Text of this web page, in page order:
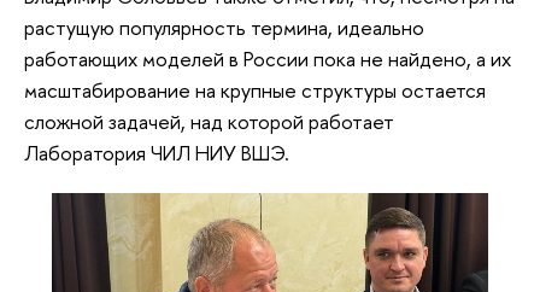
растущую популярность термина, идеально
работающих моделей в России пока не найдено, а их
масштабирование на крупные структуры остается
сложной задачей, над которой работает
Лаборатория ЧИЛ НИУ ВШЭ.